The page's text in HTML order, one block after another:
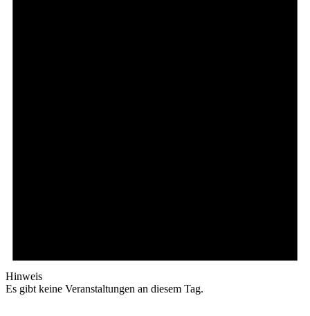
Hinweis
Es gibt keine Veranstaltungen an diesem Tag.